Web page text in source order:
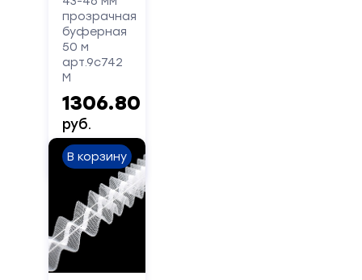
прозрачная
буферная
50 м
арт.9с742
М
1306.80
руб.
В корзину